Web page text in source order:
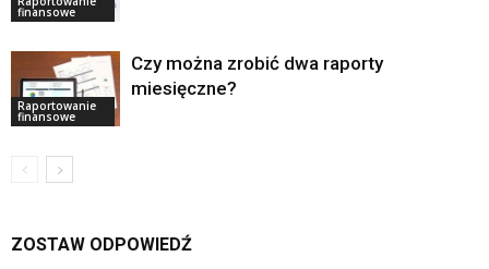
finansowe
Raportowanie
finansowe
Czy można zrobić dwa raporty
miesięczne?
ZOSTAW ODPOWIEDŹ